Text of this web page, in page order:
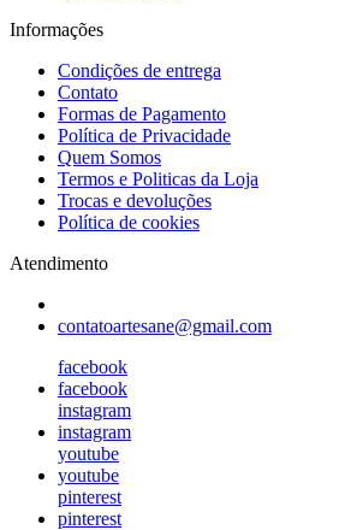
Informações
Condições de entrega
Contato
Formas de Pagamento
Política de Privacidade
Quem Somos
Termos e Politicas da Loja
Trocas e devoluções
Política de cookies
Atendimento
contatoartesane@gmail.com
facebook
facebook
instagram
instagram
youtube
youtube
pinterest
pinterest